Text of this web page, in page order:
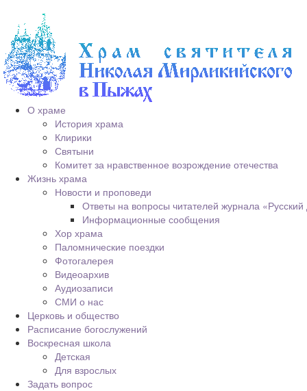
О храме
История храма
Клирики
Святыни
Комитет за нравственное возрождение отечества
Жизнь храма
Новости и проповеди
Ответы на вопросы читателей журнала
Информационные сообщения
Хор храма
Паломнические поездки
Фотогалерея
Видеоархив
Аудиозаписи
СМИ о нас
Церковь и общество
Расписание богослужений
Воскресная школа
Детская
Для взрослых
Задать вопрос